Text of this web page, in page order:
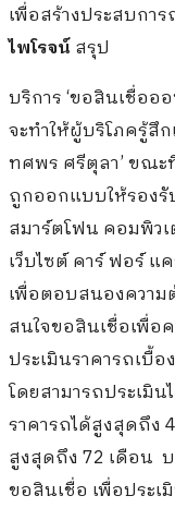
เพื่อสร้างประสบกา
ไพโรจน์สรุป
บริการ ‘ขอสินเชื่ออ
จะทำให้ผู้บริโภครู้สึ
ทศพร ศรีตุลา’ ขณ
ถูกออกแบบให้รอง
สมาร์ตโฟน คอมพิว
เว็บไซต์ คาร์ ฟอร์
เพื่อตอบสนองความ
สนใจขอสินเชื่อเพื่อ
ประเมินราคารถเบื้
โดยสามารถประเมิ
ราคารถได้สูงสุดถึง
สูงสุดถึง 72 เดือน
ขอสินเชื่อ เพื่อประ